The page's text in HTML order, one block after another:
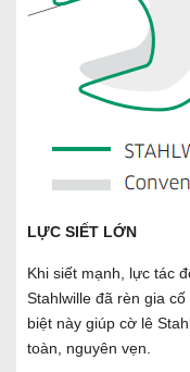
LỰC SIẾT LỚN
Khi siết mạnh, lực tác
Stahlwille đã rèn gia
biệt này giúp cờ lê
toàn, nguyên vẹn.